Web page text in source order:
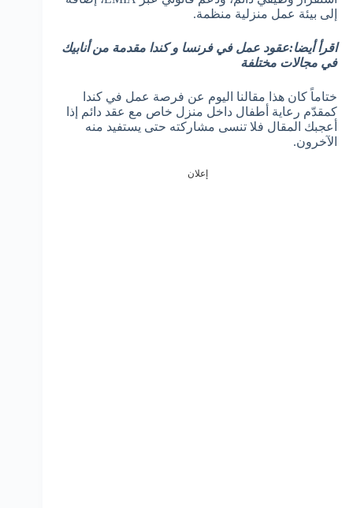
إلى بيئة عمل منزلية منظمة.
اقرأ أيضا:عقود عمل في فرنسا و كندا مقدمة من أنابيك
في مجالات مختلفة
ختاماً كان هذا مقالنا اليوم عن فرصة عمل في كندا
كمقدّم رعاية أطفال داخل منزل خاص مع عقد دائم إذا
أعجبك المقال فلا تنسى مشاركته حتى يستفيد منه
الآخرون.
إعلان